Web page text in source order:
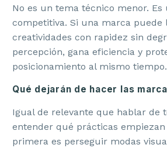
No es un tema técnico menor. Es
competitiva. Si una marca puede
creatividades con rapidez sin
percepción, gana eficiencia y
posicionamiento al mismo tiempo.
Qué dejarán de hacer las
Igual de relevante que hablar de
entender qué prácticas
primera es perseguir modas